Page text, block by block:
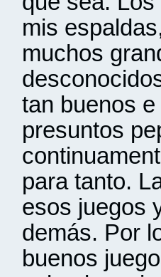
mis
muchos
tan buenos
presuntos
para tanto.
esos juegos
demás. Por
buenos